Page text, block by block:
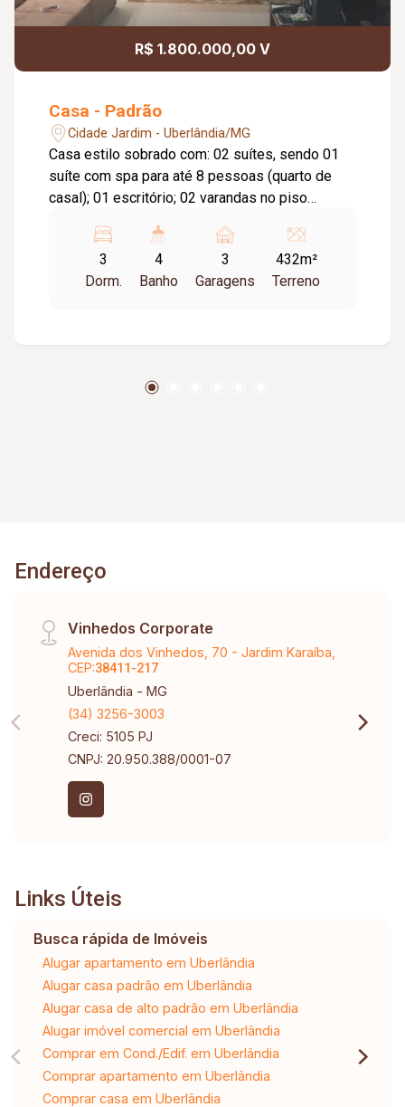
R$ 1.800.000,00 V
Casa - Padrão
Cidade Jardim - Uberlândia/MG
Casa estilo sobrado com: 02 suítes, sendo 01
suíte com spa para até 8 pessoas (quarto de
casal); 01 escritório; 02 varandas no piso
de visita, TV e copa, com bancada barzinho
dividindo com a cozinha, lavabo, lavanderia. Área
externa com piscina; Área de lazer com
3
Dorm.
4
Banho
3
Garagens
432m²
Terreno
Endereço
Vinhedos Corporate
Avenida dos Vinhedos, 70 - Jardim Karaíba,
CEP:38411-217
Uberlândia - MG
(34) 3256-3003
Creci: 5105 PJ
CNPJ: 20.950.388/0001-07
Links Úteis
Busca rápida de Imóveis
Alugar apartamento em Uberlândia
Alugar casa padrão em Uberlândia
Alugar casa de alto padrão em Uberlândia
Alugar imóvel comercial em Uberlândia
Comprar em Cond./Edif. em Uberlândia
Comprar apartamento em Uberlândia
Comprar casa em Uberlândia